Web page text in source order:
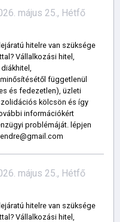
május 25., Hétfő
hitelre van szüksége
Vállalkozási hitel,
függetlenül
és fedezetlen), üzleti
kölcsön és így
információkért
problémáját. lépjen
május 25., Hétfő
hitelre van szüksége
Vállalkozási hitel,